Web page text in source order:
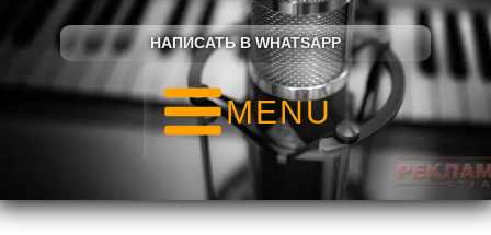
НАПИСАТЬ В WHATSAPP
MENU